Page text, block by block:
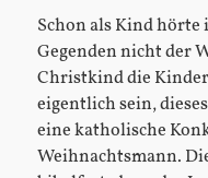
Schon als Kind hörte
Gegenden nicht der
Christkind die
eigentlich sein,
eine katholische
Weihnachtsmann.